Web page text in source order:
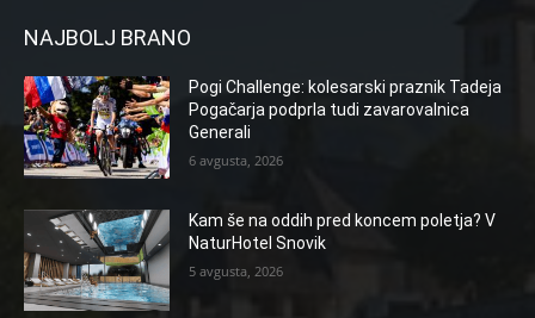
NAJBOLJ BRANO
Pogi Challenge: kolesarski praznik Tadeja
Pogačarja podprla tudi zavarovalnica
Generali
6 avgusta, 2026
Kam še na oddih pred koncem poletja? V
NaturHotel Snovik
5 avgusta, 2026